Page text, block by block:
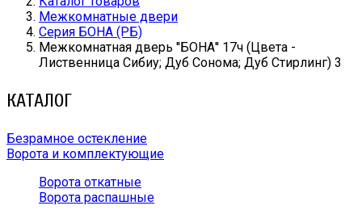
Межкомнатные двери
Серия БОНА (РБ)
Межкомнатная дверь ''БОНА'' 17ч (Цвета -
Лиственница Сибиу; Дуб Сонома; Дуб Стирлинг) 3
КАТАЛОГ
Безрамное остекление
Ворота и комплектующие
Ворота откатные
Ворота распашные